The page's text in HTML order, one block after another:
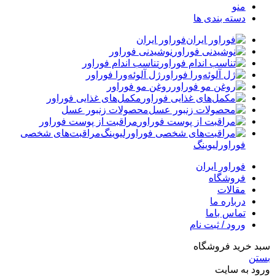
منو
دسته بندی ها
فوراور ایران
نوشیدنی فوراور
تناسب اندام فوراور
ژل آلوئه‌ورا فوراور
روغن مو فوراور
مکمل‌های غذایی فوراور
محصولات زنبور عسل
مراقبت از پوست فوراور
مراقبت‌های شخصی
فوراورلیوینگ
فوراور ایران
فروشگاه
مقالات
درباره ما
تماس باما
ورود / ثبت نام
سبد خرید فروشگاه
بستن
ورود به سایت